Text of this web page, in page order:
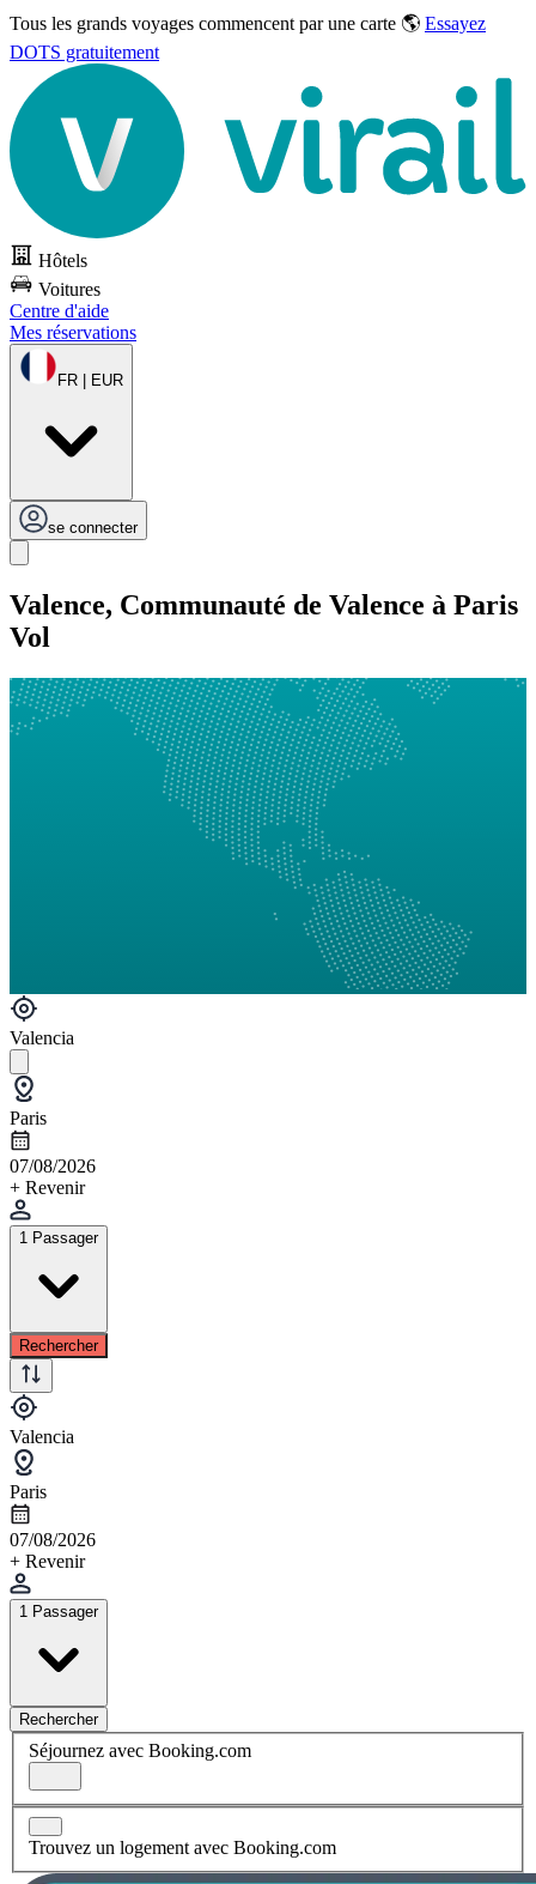
Tous les grands voyages commencent par une carte 🌎 Essayez
DOTS gratuitement
Hôtels
Voitures
Centre d'aide
Mes réservations
FR | EUR
se connecter
Valence, Communauté de Valence à Paris
Vol
Valencia
Paris
07/08/2026
+ Revenir
1 Passager
Rechercher
Valencia
Paris
07/08/2026
+ Revenir
1 Passager
Rechercher
Séjournez avec Booking.com
Trouvez un logement avec Booking.com